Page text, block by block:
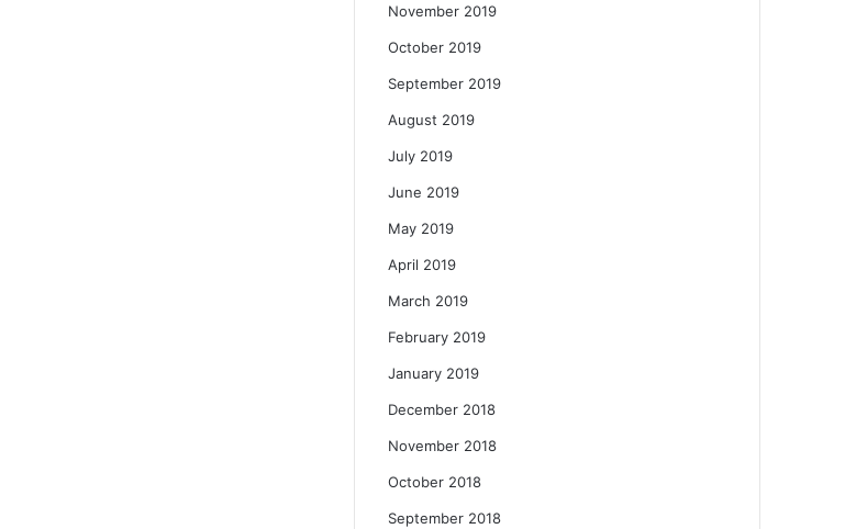
November 2019
October 2019
September 2019
August 2019
July 2019
June 2019
May 2019
April 2019
March 2019
February 2019
January 2019
December 2018
November 2018
October 2018
September 2018